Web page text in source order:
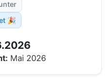
🎉
Mai 2026